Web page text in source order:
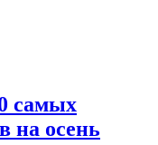
самых
на осень